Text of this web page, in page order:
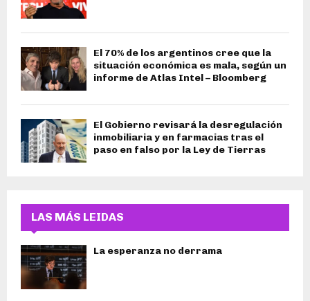
El 70% de los argentinos cree que la
situación económica es mala, según un
informe de Atlas Intel – Bloomberg
El Gobierno revisará la desregulación
inmobiliaria y en farmacias tras el
paso en falso por la Ley de Tierras
LAS MÁS LEIDAS
La esperanza no derrama